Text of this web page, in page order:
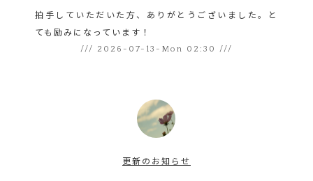
拍手していただいた方、ありがとうございました。と
ても励みになっています！
/// 2026-07-13-Mon 02:30 ///
更新のお知らせ